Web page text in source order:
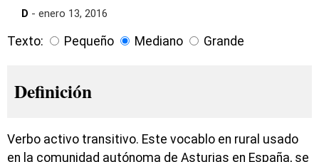
D - enero 13, 2016
Texto: Pequeño Mediano Grande
Definición
Verbo activo transitivo. Este vocablo en rural usado
en la comunidad autónoma de Asturias en España, se